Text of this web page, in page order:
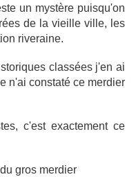
un mystère puisqu'on
de la vieille ville, les
riveraine.
classées j'en ai
n'ai constaté ce merdier
c'est exactement ce
gros merdier